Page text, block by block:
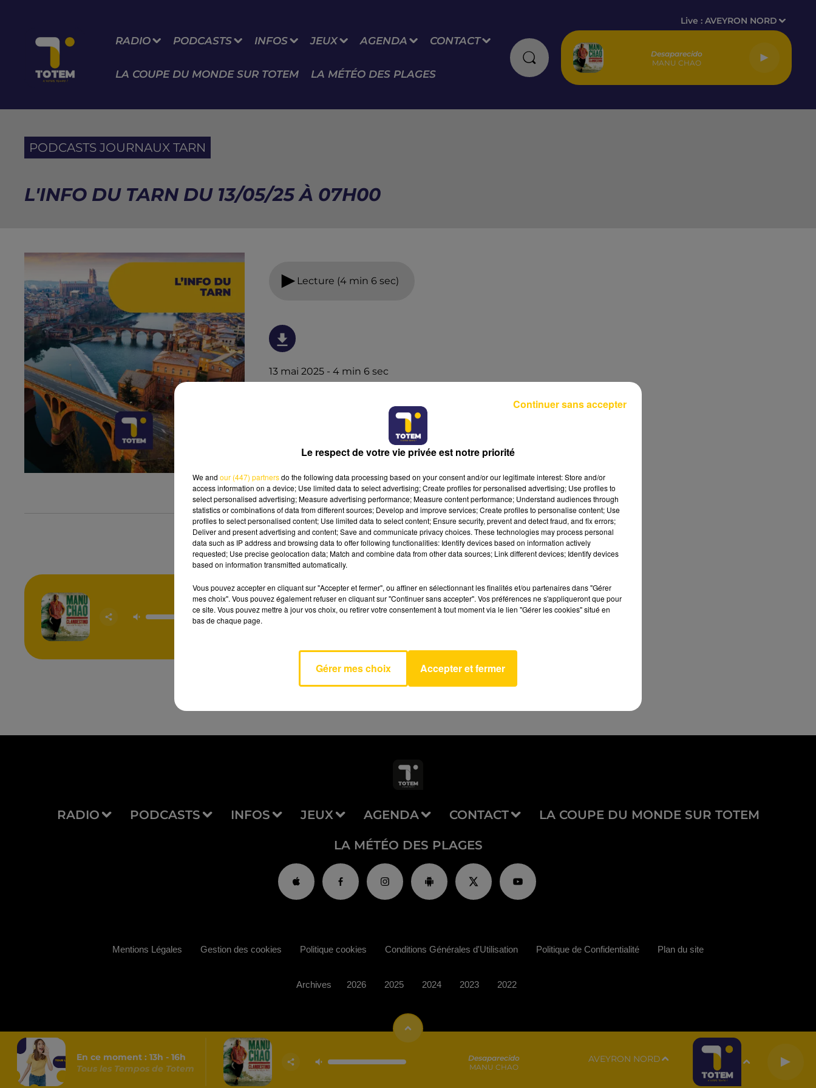
RADIO PODCASTS INFOS JEUX AGENDA CONTACT
LA COUPE DU MONDE SUR TOTEM LA MÉTÉO DES PLAGES
Live :AVEYRON NORD
Desaparecido
MANU CHAO
PODCASTS JOURNAUX TARN
L'INFO DU TARN DU 13/05/25 À 07H00
Lecture (4 min 6 sec)
13 mai 2025 - 4 min 6 sec
Desaparecido
MANU CHAO
AVEYRON NORD
RADIO PODCASTS INFOS JEUX AGENDA CONTACT LA COUPE DU MONDE SUR TOTEM
LA MÉTÉO DES PLAGES
En ce moment : 13h - 16h
Tous les Tempos de Totem
Desaparecido
MANU CHAO
AVEYRON NORD
Mentions Légales Gestion des cookies Politique cookies Conditions Générales d'Utilisation Politique de Confidentialité Plan du site
Archives 2026 2025 2024 2023 2022
Le respect de votre vie privée est notre priorité
We and our (447) partnersdo the following data processing based on your consent and/or our legitimate interest: Store and/or
access information on a device; Use limited data to select advertising; Create profiles for personalised advertising; Use profiles to
select personalised advertising; Measure advertising performance; Measure content performance; Understand audiences through
statistics or combinations of data from different sources; Develop and improve services; Create profiles to personalise content; Use
profiles to select personalised content; Use limited data to select content; Ensure security, prevent and detect fraud, and fix errors;
Deliver and present advertising and content; Save and communicate privacy choices. These technologies may process personal
data such as IP address and browsing data to offer following functionalities: Identify devices based on information actively
requested; Use precise geolocation data; Match and combine data from other data sources; Link different devices; Identify devices
based on information transmitted automatically.
Vous pouvez accepter en cliquant sur "Accepter et fermer", ou affiner en sélectionnant les finalités et/ou partenaires dans "Gérer
mes choix". Vous pouvez également refuser en cliquant sur "Continuer sans accepter". Vos préférences ne s'appliqueront que pour
ce site. Vous pouvez mettre à jour vos choix, ou retirer votre consentement à tout moment via le lien "Gérer les cookies" situé en
bas de chaque page.
Gérer mes choix Accepter et fermer
Continuer sans accepter